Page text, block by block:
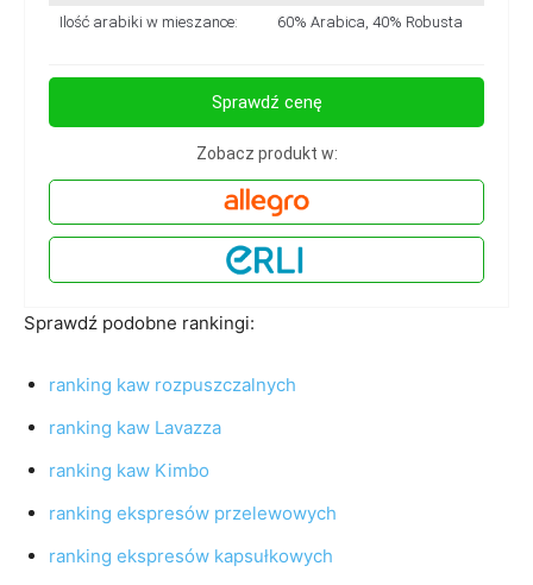
Ilość arabiki w mieszance: 60% Arabica, 40% Robusta
Sprawdź cenę
Zobacz produkt w:
Sprawdź podobne rankingi:
ranking kaw rozpuszczalnych
ranking kaw Lavazza
ranking kaw Kimbo
ranking ekspresów przelewowych
ranking ekspresów kapsułkowych